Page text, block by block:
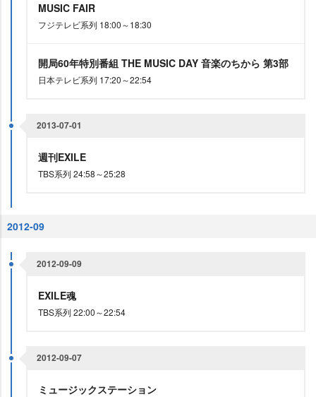
MUSIC FAIR
フジテレビ系列 18:00～18:30
開局60年特別番組 THE MUSIC DAY 音楽のちから 第3部
日本テレビ系列 17:20～22:54
2013-07-01
週刊EXILE
TBS系列 24:58～25:28
2012-09
2012-09-09
EXILE魂
TBS系列 22:00～22:54
2012-09-07
ミュージックステーション